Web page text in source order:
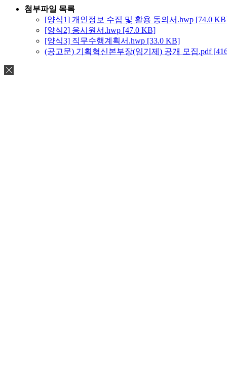
첨부파일 목록
[양식1] 개인정보 수집 및 활용 동의서.hwp [74.0
[양식2] 응시원서.hwp [47.0 KB]
[양식3] 직무수행계획서.hwp [33.0 KB]
(공고문) 기획혁신본부장(임기제) 공개 모집.pdf